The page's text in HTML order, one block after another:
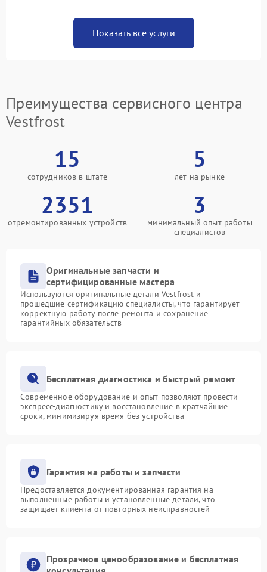
Показать все услуги
Преимущества сервисного центра
Vestfrost
15
сотрудников в штате
5
лет на рынке
2351
отремонтированных устройств
3
минимальный опыт работы
специалистов
Оригинальные запчасти и
сертифицированные мастера
Используются оригинальные детали Vestfrost и
прошедшие сертификацию специалисты, что гарантирует
корректную работу после ремонта и сохранение
гарантийных обязательств
Бесплатная диагностика и быстрый ремонт
Современное оборудование и опыт позволяют провести
экспресс-диагностику и восстановление в кратчайшие
сроки, минимизируя время без устройства
Гарантия на работы и запчасти
Предоставляется документированная гарантия на
выполненные работы и установленные детали, что
защищает клиента от повторных неисправностей
Прозрачное ценообразование и бесплатная